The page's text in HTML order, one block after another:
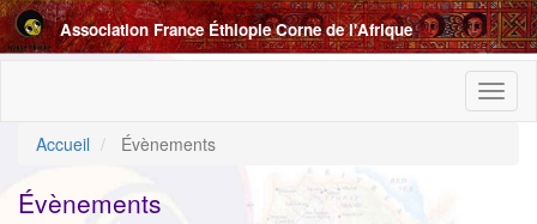
Aller
au
contenu
Association France Éthiopie Corne de l'Afrique
Accueil
Évènements
Évènements